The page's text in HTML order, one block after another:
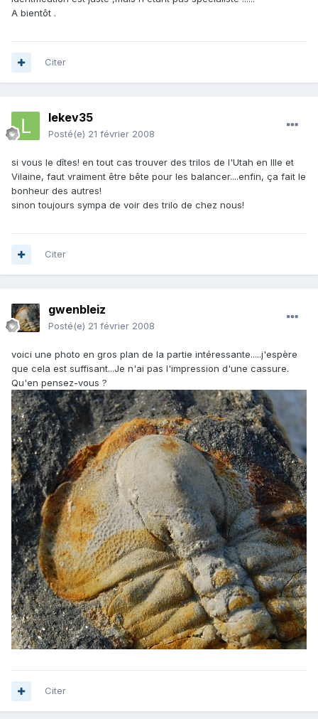
A bientôt .
Citer
lekev35
Posté(e) 21 février 2008
si vous le dîtes! en tout cas trouver des trilos de l'Utah en Ille et
Vilaine, faut vraiment être bête pour les balancer....enfin, ça fait le
bonheur des autres!
sinon toujours sympa de voir des trilo de chez nous!
Citer
gwenbleiz
Posté(e) 21 février 2008
voici une photo en gros plan de la partie intéressante.....j'espère
que cela est suffisant...Je n'ai pas l'impression d'une cassure.
Qu'en pensez-vous ?
Citer